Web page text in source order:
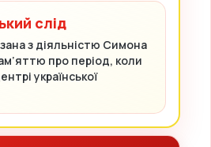
слід
з діяльністю Симона
про період, коли
української